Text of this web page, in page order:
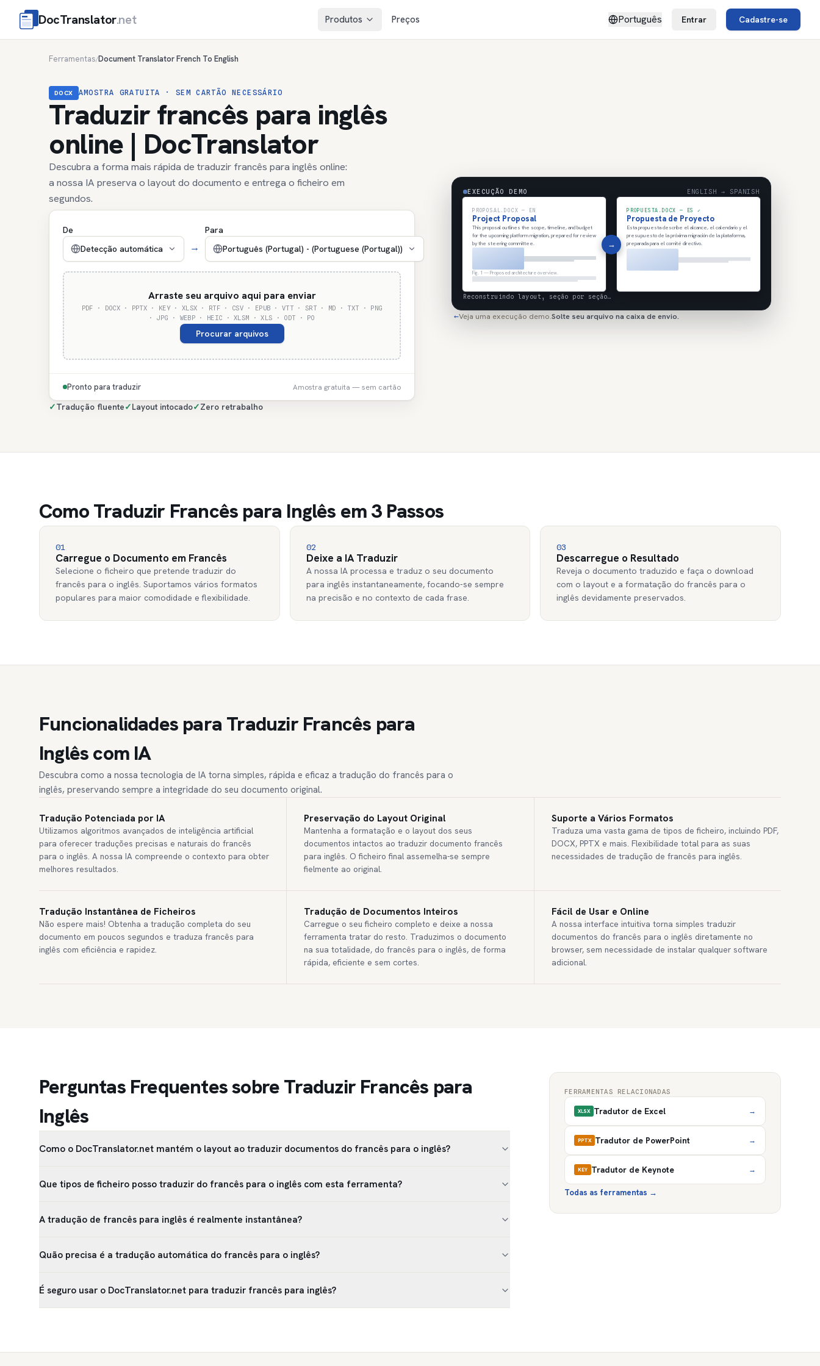
DocTranslator.net Produtos Preços Português Entrar Cadastre-se
Ferramentas/Document Translator French To English
DOCX AMOSTRA GRATUITA · SEM CARTÃO NECESSÁRIO
Traduzir francês para inglês
online | DocTranslator
Descubra a forma mais rápida de traduzir francês para inglês online:
a nossa IA preserva o layout do documento e entrega o ficheiro em
segundos.
De
Detecção automática
→
Para
Português (Portugal) - (Portuguese (Portugal))
Arraste seu arquivo aqui para enviar
PDF · DOCX · PPTX · KEY · XLSX · RTF · CSV · EPUB · VTT · SRT · MD · TXT · PNG
· JPG · WEBP · HEIC · XLSM · XLS · ODT · PO
Procurar arquivos
Pronto para traduzir Amostra gratuita — sem cartão
✓Tradução fluente✓Layout intocado✓Zero retrabalho
EXECUÇÃO DEMO ENGLISH → SPANISH
PROPOSAL.DOCX — EN
Project Proposal
This proposal outlines the scope, timeline, and budget
for the upcoming platform migration, prepared for review
by the steering committee.
Fig. 1 — Proposed architecture overview.
PROPUESTA.DOCX — ES ✓
Propuesta de Proyecto
Esta propuesta describe el alcance, el calendario y el
presupuesto de la próxima migración de la plataforma,
preparada para el comité directivo.
→
Reconstruindo layout, seção por seção…
←Veja uma execução demo.Solte seu arquivo na caixa de envio.
Como Traduzir Francês para Inglês em 3 Passos
01
Carregue o Documento em Francês
Selecione o ficheiro que pretende traduzir do
francês para o inglês. Suportamos vários formatos
populares para maior comodidade e flexibilidade.
02
Deixe a IA Traduzir
A nossa IA processa e traduz o seu documento
para inglês instantaneamente, focando-se sempre
na precisão e no contexto de cada frase.
03
Descarregue o Resultado
Reveja o documento traduzido e faça o download
com o layout e a formatação do francês para o
inglês devidamente preservados.
Funcionalidades para Traduzir Francês para
Inglês com IA
Descubra como a nossa tecnologia de IA torna simples, rápida e eficaz a tradução do francês para o
inglês, preservando sempre a integridade do seu documento original.
Tradução Potenciada por IA
Utilizamos algoritmos avançados de inteligência artificial
para oferecer traduções precisas e naturais do francês
para o inglês. A nossa IA compreende o contexto para obter
melhores resultados.
Preservação do Layout Original
Mantenha a formatação e o layout dos seus
documentos intactos ao traduzir documento francês
para inglês. O ficheiro final assemelha-se sempre
fielmente ao original.
Suporte a Vários Formatos
Traduza uma vasta gama de tipos de ficheiro, incluindo PDF,
DOCX, PPTX e mais. Flexibilidade total para as suas
necessidades de tradução de francês para inglês.
Tradução Instantânea de Ficheiros
Não espere mais! Obtenha a tradução completa do seu
documento em poucos segundos e traduza francês para
inglês com eficiência e rapidez.
Tradução de Documentos Inteiros
Carregue o seu ficheiro completo e deixe a nossa
ferramenta tratar do resto. Traduzimos o documento
na sua totalidade, do francês para o inglês, de forma
rápida, eficiente e sem cortes.
Fácil de Usar e Online
A nossa interface intuitiva torna simples traduzir
documentos do francês para o inglês diretamente no
browser, sem necessidade de instalar qualquer software
adicional.
Perguntas Frequentes sobre Traduzir Francês para
Inglês
Como o DocTranslator.net mantém o layout ao traduzir documentos do francês para o inglês?
Que tipos de ficheiro posso traduzir do francês para o inglês com esta ferramenta?
A tradução de francês para inglês é realmente instantânea?
Quão precisa é a tradução automática do francês para o inglês?
É seguro usar o DocTranslator.net para traduzir francês para inglês?
FERRAMENTAS RELACIONADAS
XLSX Tradutor de Excel →
PPTX Tradutor de PowerPoint →
KEY Tradutor de Keynote →
Todas as ferramentas →